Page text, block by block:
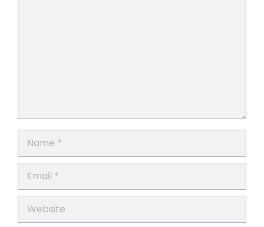
Name
Email
Website